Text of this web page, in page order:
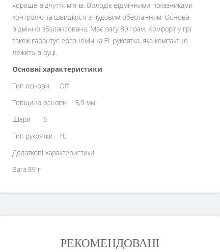
хороше відчуття м'яча. Володіє відмінними показниками
контролю та швидкості з чудовим обертанням. Основа
відмінно збалансована. Має вагу 89 грам. Комфорт у грі
також гарантує ергономічна FL рукоятка, яка компактно
лежить в руці.
Основні характеристики
Тип основи
Off
Товщина основи
5,9 мм
Шари
5
Тип рукоятки
FL
Додаткові характеристики
Вага 89 г
РЕКОМЕНДОВАНІ